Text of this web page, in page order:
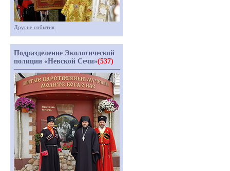
Другие события
Подразделение Экологической
полиции «Невской Сечи»(537)